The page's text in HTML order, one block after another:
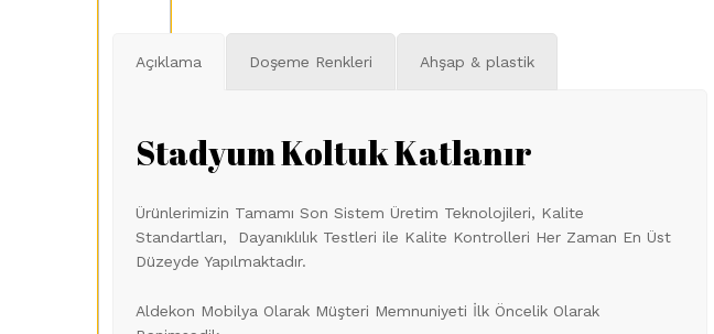
Açıklama Doşeme Renkleri Ahşap & plastik
Stadyum Koltuk Katlanır
Ürünlerimizin Tamamı Son Sistem Üretim Teknolojileri, Kalite
Standartları, Dayanıklılık Testleri ile Kalite Kontrolleri Her Zaman En Üst
Düzeyde Yapılmaktadır.
Aldekon Mobilya Olarak Müşteri Memnuniyeti İlk Öncelik Olarak